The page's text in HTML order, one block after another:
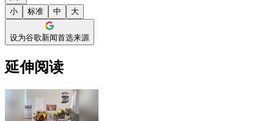
小 标准 中 大
设为谷歌新闻首选来源
延伸阅读